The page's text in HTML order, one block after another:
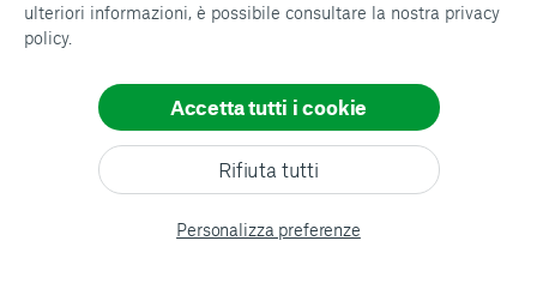
ulteriori informazioni, è possibile consultare la nostra privacy
policy.
Personalizza preferenze
Rifiuta tutti
Accetta tutti i cookie
Consenti tutti
Detrazioni e deduzioni fiscali sulle donazioni: cosa sapere e
come usufruirne
Whistleblowing Policy
Privacy policy
Cookie policy
Configurazione Cookies